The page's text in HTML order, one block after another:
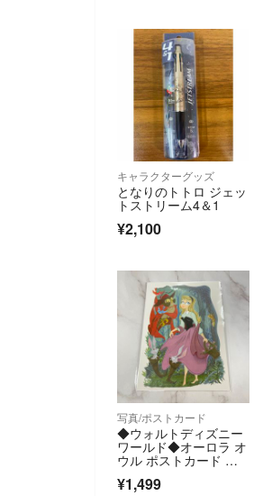
キャラクターグッズ
となりのトトロ ジェッ
トストリーム4＆1
¥2,100
写真/ポストカード
◆ウォルトディズニー
ワールド◆オーロラ オ
ウル ポストカード ハ
¥1,499